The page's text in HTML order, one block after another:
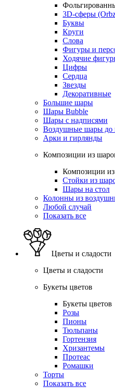
3D-сферы
Буквы
Круги
Слова
Фигуры и
Ходячие
Цифры
Сердца
Звезды
Декоративные
Большие шары
Шары Bubble
Шары с надписями
Воздушные шары до
Арки и гирлянды
Композиции из
Композиции
Стойки из
Шары на стол
Колонны из
Любой случай
Показать все
Цветы и сладости
Цветы и сладости
Букеты цветов
Букеты цветов
Розы
Пионы
Тюльпаны
Гортензия
Хризантемы
Протеас
Ромашки
Торты
Показать все